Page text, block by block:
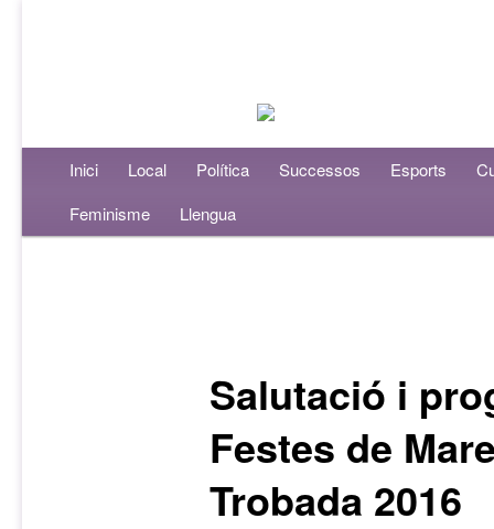
Menú principalAneu al contingut principal
Aneu al contingut secundari
Inici Local Política Successos Esports
Feminisme
Llengua
Salutació i
Festes de
Trobada 2016